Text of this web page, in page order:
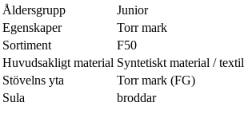
Åldersgrupp
Junior
Egenskaper
Torr mark
Sortiment
F50
Huvudsakligt material Syntetiskt material / textil
Stövelns yta
Torr mark (FG)
Sula
broddar